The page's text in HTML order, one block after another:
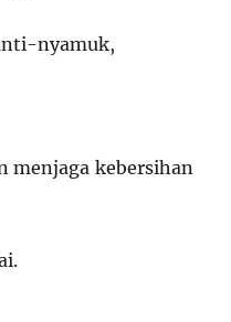
nyamuk,
menjaga kebersihan